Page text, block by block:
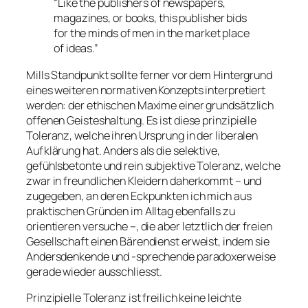
magazines, or books, this publisher bids
for the minds of men in the market place
of ideas.”
Mills Standpunkt sollte ferner vor dem Hintergrund
eines weiteren normativen Konzepts interpretiert
werden: der ethischen Maxime einer grundsätzlich
offenen Geisteshaltung. Es ist dieseprinzipielle
Toleranz, welche ihren Ursprung in der liberalen
Aufklärung hat. Anders als die selektive,
gefühlsbetonte und rein subjektive Toleranz, welche
zwar in freundlichen Kleidern daherkommt – und
zugegeben, an deren Eckpunkten ich mich aus
praktischen Gründen im Alltag ebenfalls zu
orientieren versuche –, die aber letztlich der freien
Gesellschaft einen Bärendienst erweist, indem sie
Andersdenkende und -sprechende paradoxerweise
gerade wieder ausschliesst.
Prinzipielle Toleranz ist freilich keine leichte